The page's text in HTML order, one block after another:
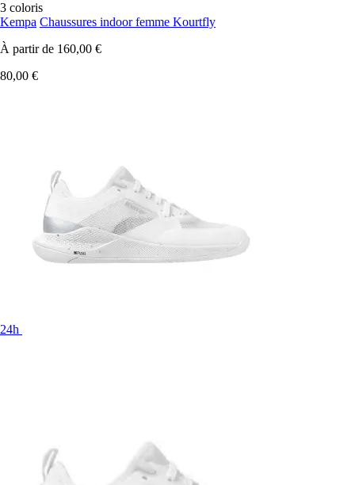
3 coloris
Kempa Chaussures indoor femme Kourtfly
À partir de 160,00 €
80,00 €
24h